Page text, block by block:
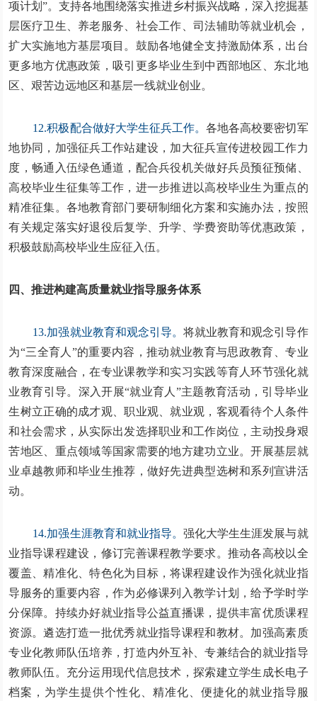
项计划”。支持各地围绕落实推进乡村振兴战略，深入挖掘基
层医疗卫生、养老服务、社会工作、司法辅助等就业机会，
扩大实施地方基层项目。鼓励各地健全支持激励体系，出台
更多地方优惠政策，吸引更多毕业生到中西部地区、东北地
区、艰苦边远地区和基层一线就业创业。
12.积极配合做好大学生征兵工作。各地各高校要密切军
地协同，加强征兵工作站建设，加大征兵宣传进校园工作力
度，畅通入伍绿色通道，配合兵役机关做好兵员预征预储、
高校毕业生征集等工作，进一步推进以高校毕业生为重点的
精准征集。各地教育部门要研制细化方案和实施办法，按照
有关规定落实好退役后复学、升学、学费资助等优惠政策，
积极鼓励高校毕业生应征入伍。
四、推进构建高质量就业指导服务体系
13.加强就业教育和观念引导。将就业教育和观念引导作
为“三全育人”的重要内容，推动就业教育与思政教育、专业
教育深度融合，在专业课教学和实习实践等育人环节强化就
业教育引导。深入开展“就业育人”主题教育活动，引导毕业
生树立正确的成才观、职业观、就业观，客观看待个人条件
和社会需求，从实际出发选择职业和工作岗位，主动投身艰
苦地区、重点领域等国家需要的地方建功立业。开展基层就
业卓越教师和毕业生推荐，做好先进典型选树和系列宣讲活
动。
14.加强生涯教育和就业指导。强化大学生生涯发展与就
业指导课程建设，修订完善课程教学要求。推动各高校以全
覆盖、精准化、特色化为目标，将课程建设作为强化就业指
导服务的重要内容，作为必修课列入教学计划，给予学时学
分保障。持续办好就业指导公益直播课，提供丰富优质课程
资源。遴选打造一批优秀就业指导课程和教材。加强高素质
专业化教师队伍培养，打造内外互补、专兼结合的就业指导
教师队伍。充分运用现代信息技术，探索建立学生成长电子
档案，为学生提供个性化、精准化、便捷化的就业指导服